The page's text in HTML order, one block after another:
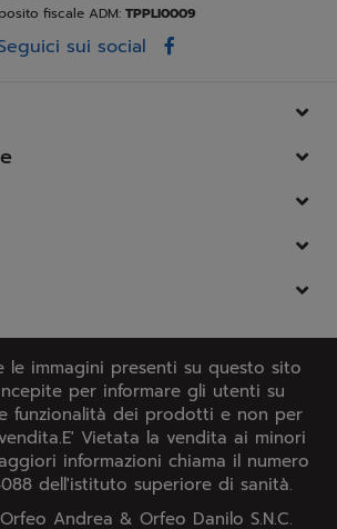
fiscale ADM: TPPLI0009
sui social
le immagini presenti su questo sito
per informare gli utenti su
funzionalità dei prodotti e non per
Vietata la vendita ai minori
informazioni chiama il numero
dell'istituto superiore di sanità.
Andrea & Orfeo Danilo S.N.C.